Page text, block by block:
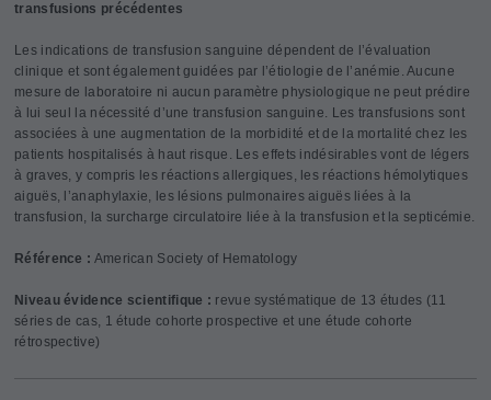
transfusions précédentes
Les indications de transfusion sanguine dépendent de l’évaluation
clinique et sont également guidées par l’étiologie de l’anémie. Aucune
mesure de laboratoire ni aucun paramètre physiologique ne peut prédire
à lui seul la nécessité d’une transfusion sanguine. Les transfusions sont
associées à une augmentation de la morbidité et de la mortalité chez les
patients hospitalisés à haut risque. Les effets indésirables vont de légers
à graves, y compris les réactions allergiques, les réactions hémolytiques
aiguës, l’anaphylaxie, les lésions pulmonaires aiguës liées à la
transfusion, la surcharge circulatoire liée à la transfusion et la septicémie.
Référence : American Society of Hematology
Niveau évidence scientifique : revue systématique de 13 études (11
séries de cas, 1 étude cohorte prospective et une étude cohorte
rétrospective)